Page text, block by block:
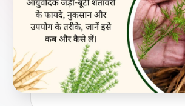
जी
वन
शै
ली